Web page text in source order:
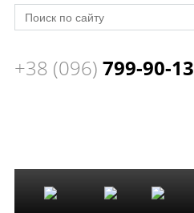
+38 (096) 799-90-13